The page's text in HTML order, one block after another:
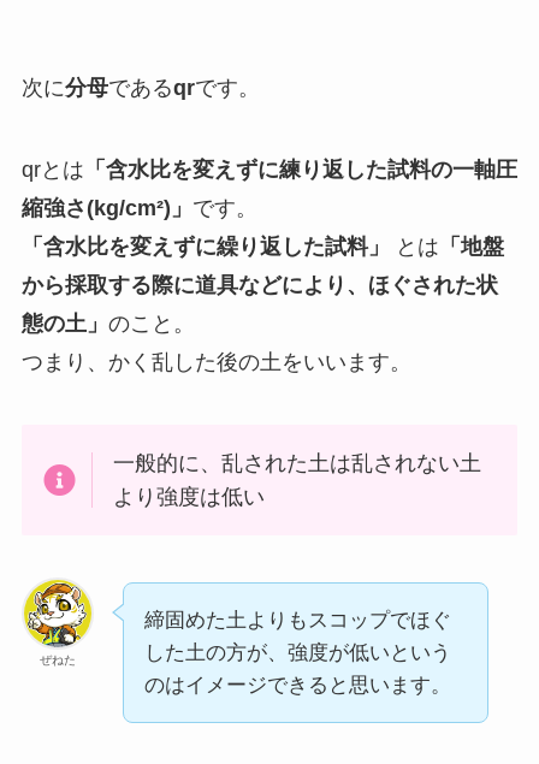
次に分母であるqrです。
qrとは 「含水比を変えずに練り返した試料の一軸圧
縮強さ(kg/cm²)」 です。
「含水比を変えずに繰り返した試料」
とは 「地盤
から採取する際に道具などにより、ほぐされた状
態の土」 のこと。
つまり、かく乱した後の土をいいます。
一般的に、乱された土は乱されない土
より強度は低い
ぜねた
締固めた土よりもスコップでほぐ
した土の方が、強度が低いという
のはイメージできると思います。